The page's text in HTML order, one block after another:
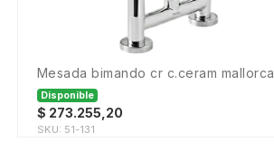
mesada bimando cr c.ceram mallorca
Disponible
$ 273.255,20
SKU: 51-131